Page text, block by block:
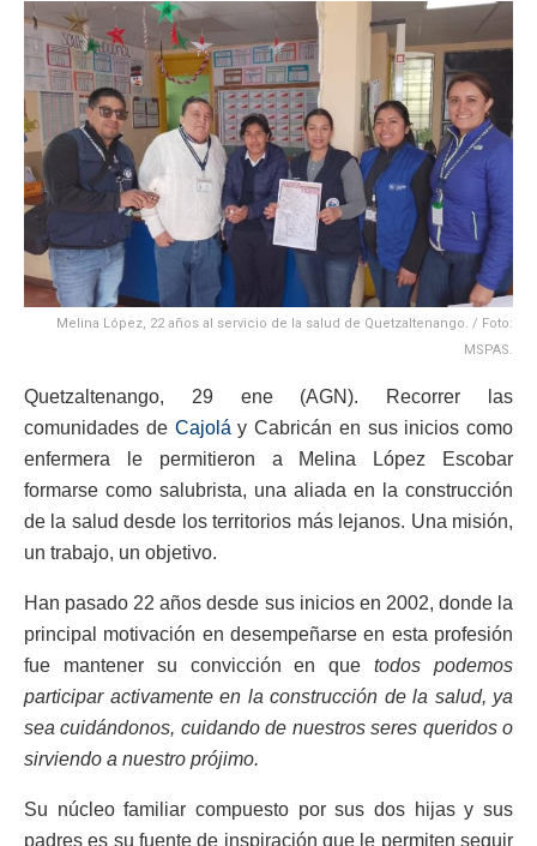
Melina López, 22 años al servicio de la salud de Quetzaltenango. / Foto:
MSPAS.
Quetzaltenango, 29 ene (AGN). Recorrer las
comunidades de Cajolá y Cabricán en sus inicios como
enfermera le permitieron a Melina López Escobar
formarse como salubrista, una aliada en la construcción
de la salud desde los territorios más lejanos. Una misión,
un trabajo, un objetivo.
Han pasado 22 años desde sus inicios en 2002, donde la
principal motivación en desempeñarse en esta profesión
fue mantener su convicción en quetodos podemos
participar activamente en la construcción de la salud, ya
sea cuidándonos, cuidando de nuestros seres queridos o
sirviendo a nuestro prójimo.
Su núcleo familiar compuesto por sus dos hijas y sus
padres es su fuente de inspiración que le permiten seguir